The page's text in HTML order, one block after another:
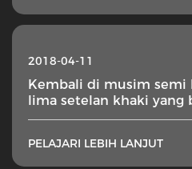
2018-04-11
Kembali di musim semi
lima setelan khaki yang
PELAJARI LEBIH LANJUT